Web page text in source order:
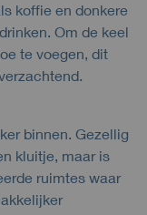
koffie en donkere
Om de keel
te voegen, dit
binnen. Gezellig
kluitje, maar is
ruimtes waar